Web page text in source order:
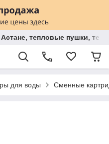
тепловые пушки,
для воды Сменные